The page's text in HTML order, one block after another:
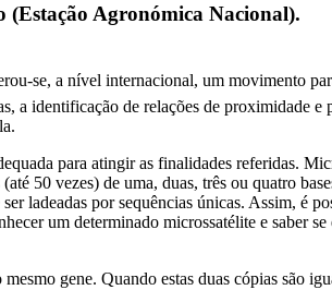
(Estação Agronómica Nacional).
a nível internacional, um movimento
a identificação de relações de proximidade e
para atingir as finalidades referidas.
50 vezes) de uma, duas, três ou quatro
ladeadas por sequências únicas. Assim, é
um determinado microssatélite e saber se
gene. Quando estas duas cópias são